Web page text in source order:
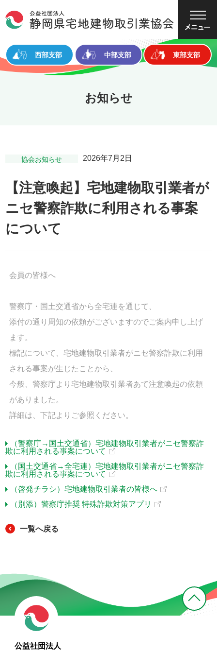
文字サイズ 小 中 大
西部支部 中部支部 東部支部
お知らせ
協会お知らせ 2026年7月2日
【注意喚起】宅地建物取引業者が
ニセ警察詐欺に利用される事案
について
会員の皆様へ
警察庁・国土交通省から全宅連を通じて、
添付の通り周知の依頼がございますのでご案内申し上げ
ます。
標記について、宅地建物取引業者がニセ警察詐欺に利用
される事案が生じたことから、
今般、警察庁より宅地建物取引業者あて注意喚起の依頼
がありました。
詳細は、下記よりご参照ください。
（警察庁→国土交通省）宅地建物取引業者がニセ警察詐
欺に利用される事案について
（国土交通省→全宅連）宅地建物取引業者がニセ警察詐
欺に利用される事案について
（啓発チラシ）宅地建物取引業者の皆様へ
（別添）警察庁推奨 特殊詐欺対策アプリ
一覧へ戻る
公益社団法人